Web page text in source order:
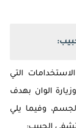
التي
الوان بهدف
وفيما يلي